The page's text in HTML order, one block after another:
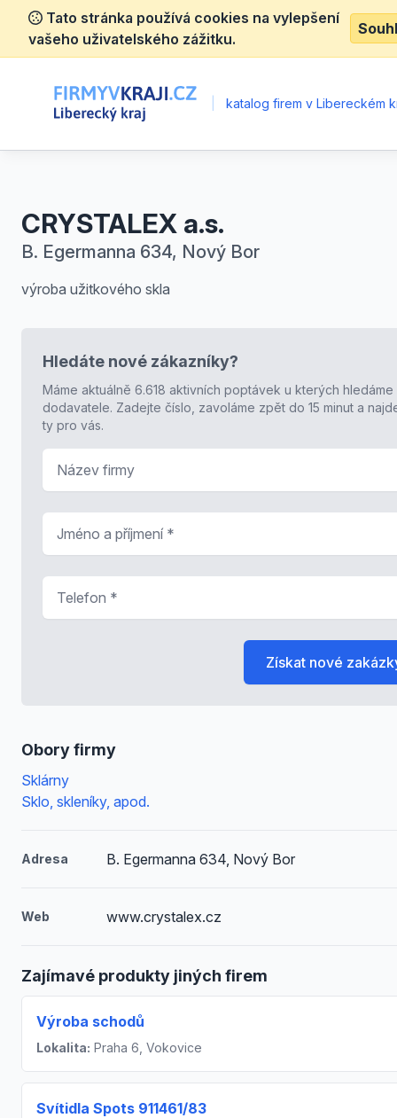
Tato stránka používá cookies na vylepšení
vašeho uživatelského zážitku.
katalog firem v Libereckém
CRYSTALEX a.s.
B. Egermanna 634, Nový Bor
výroba užitkového skla
Obory firmy
Sklárny
Sklo, skleníky, apod.
Adresa B. Egermanna 634, Nový Bor
Web www.crystalex.cz
Zajímavé produkty jiných firem
Výroba schodů
Lokalita: Praha 6, Vokovice
Svítidla Spots 911461/83
Hledáte nové zákazníky?
Máme aktuálně 6.618 aktivních poptávek u kterých hledáme
dodavatele. Zadejte číslo, zavoláme zpět do 15 minut a
ty pro vás.
Získat nové